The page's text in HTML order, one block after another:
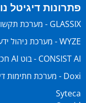
פתרונות דיגיטל
GLASSIX - מערכת תקשורת אומניצ'אנל לשירות ומכירות
WYZE - מערכת ניהול ידע ארגוני חכמה
CONSIST AI - בוט AI חכם לשירות ומכירות
Doxi - מערכת חתימות דיגיטליות
Syteca